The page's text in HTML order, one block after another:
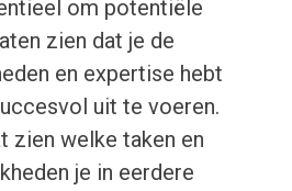
om potentiële
zien dat je de
en expertise hebt
uit te voeren.
zien welke taken en
je in eerdere